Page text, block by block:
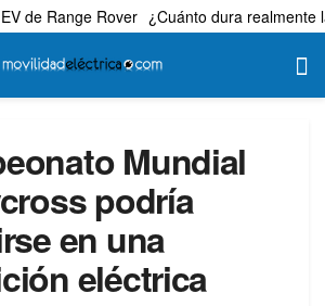
de Range Rover ¿Cuánto dura realmente
Mundial
podría
en una
eléctrica